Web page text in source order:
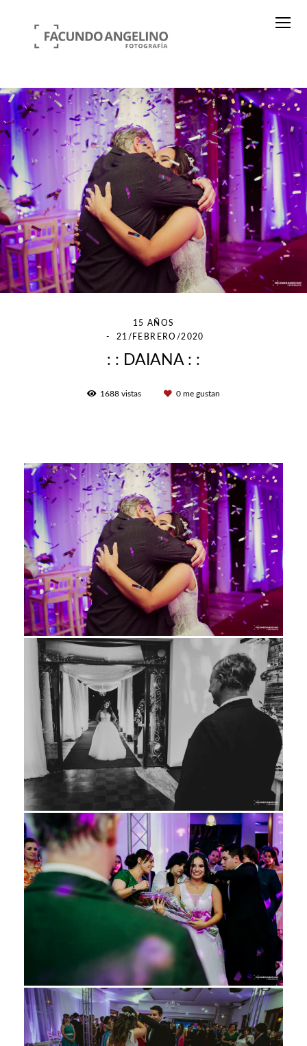
15 AÑOS
21/FEBRERO/2020
: : DAIANA : :
1688 vistas 0 me gustan